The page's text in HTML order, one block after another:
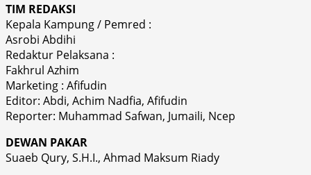
TIM REDAKSI
Kepala Kampung / Pemred :
Asrobi Abdihi
Redaktur Pelaksana :
Fakhrul Azhim
Marketing : Afifudin
Editor: Abdi, Achim Nadfia, Afifudin
Reporter: Muhammad Safwan, Jumaili, Ncep
DEWAN PAKAR
Suaeb Qury, S.H.I., Ahmad Maksum Riady